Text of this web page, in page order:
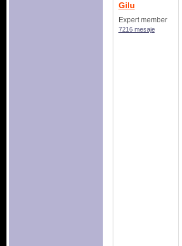
Gilu
Expert member
7216 mesaje